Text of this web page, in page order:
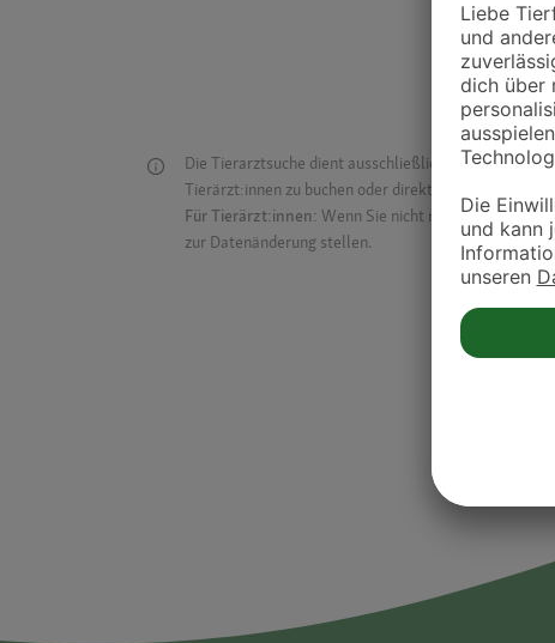
Die Tierarztsuche dient ausschließlich dazu,
Tierärzt:innen zu buchen oder direkt mit ihnen in
Für Tierärzt:innen: Wenn Sie nicht mehr auf der Dr.
zur Datenänderung stellen.